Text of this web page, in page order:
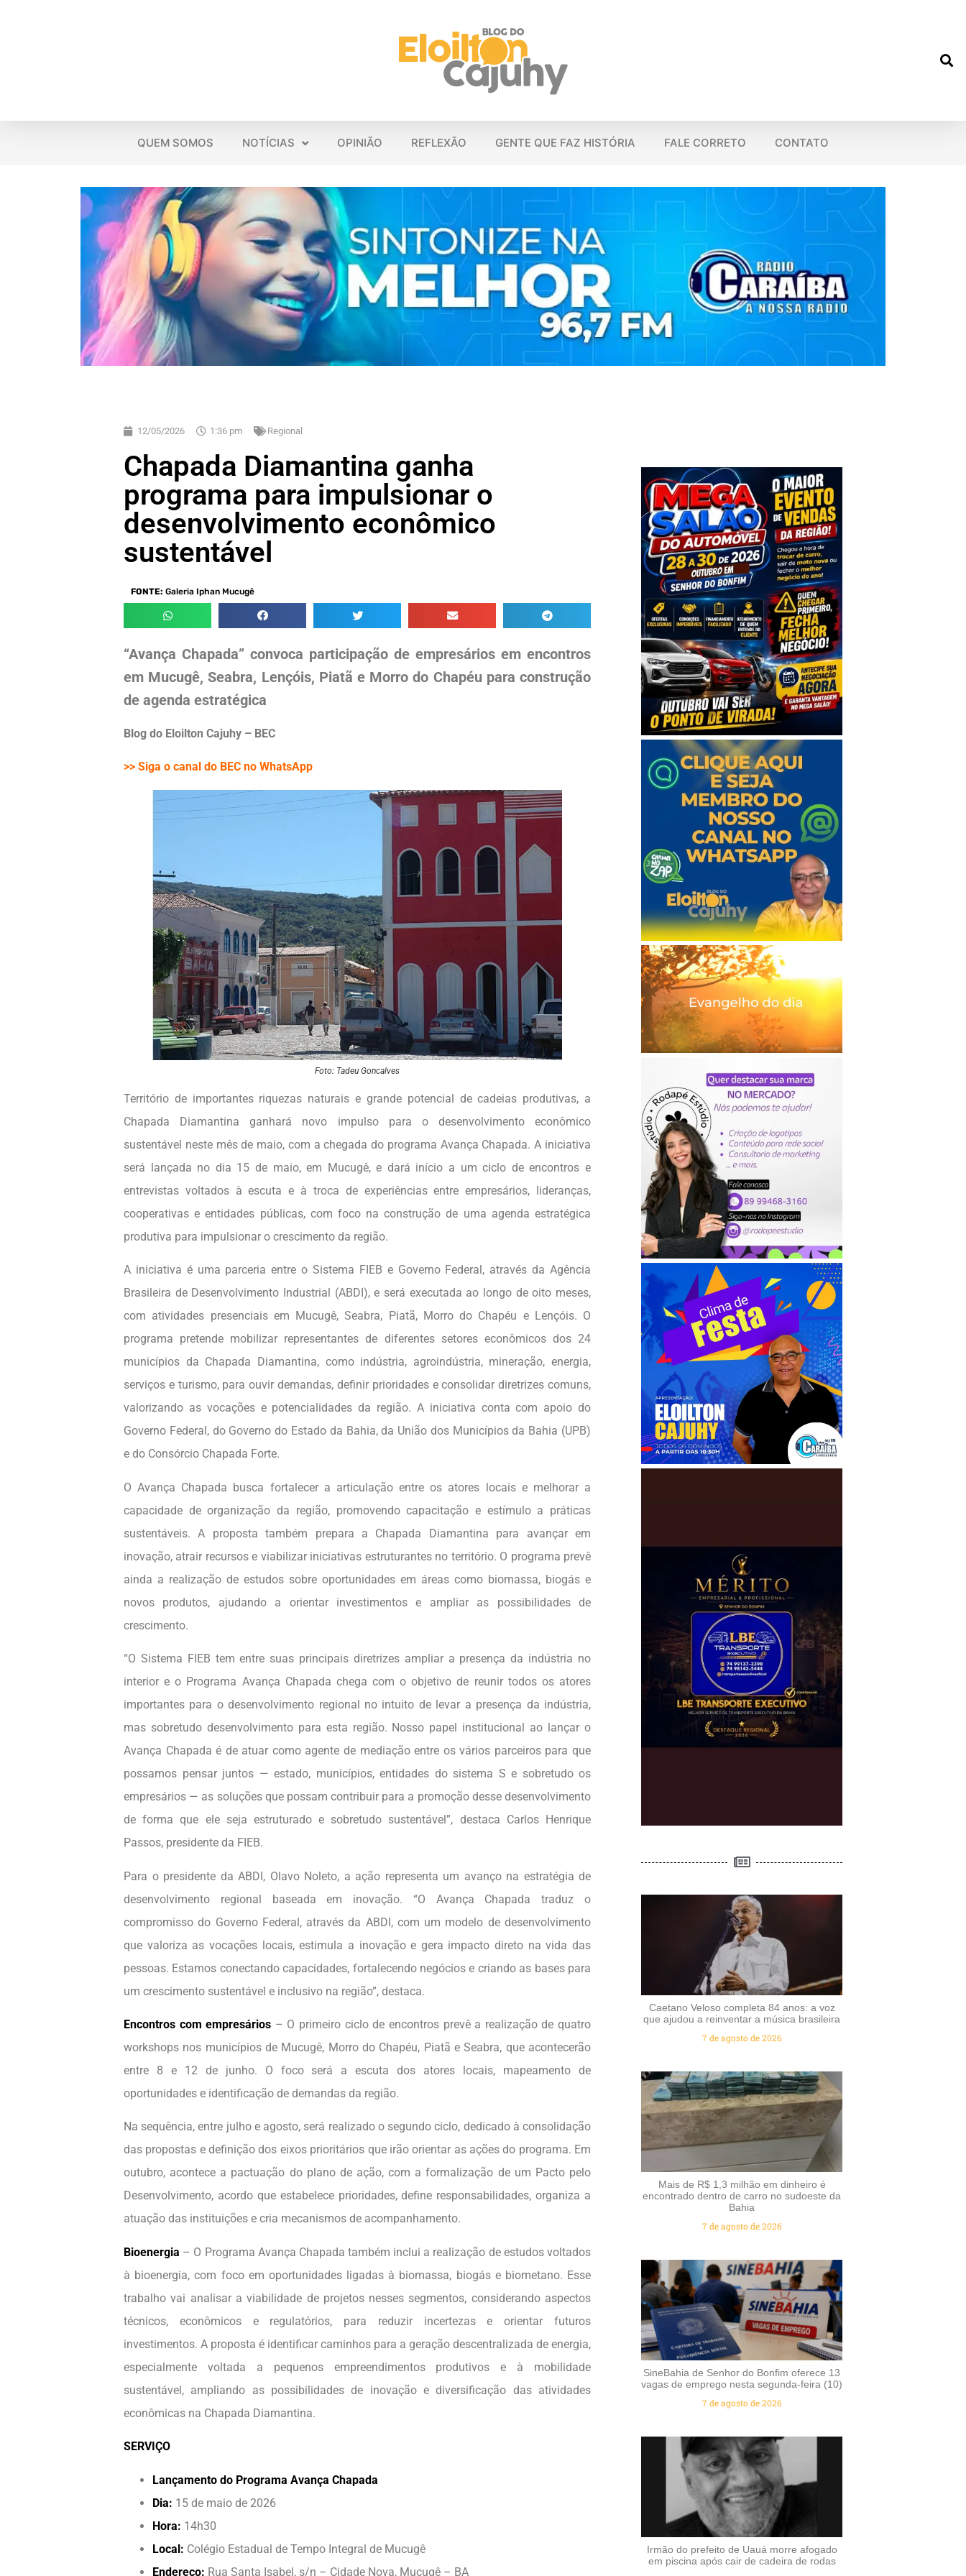
QUEM SOMOS NOTÍCIAS OPINIÃO REFLEXÃO GENTE QUE FAZ HISTÓRIA FALE CORRETO CONTATO
12/05/2026 1:36 pm Regional
Chapada Diamantina ganha
programa para impulsionar o
desenvolvimento econômico
sustentável
FONTE: Galeria Iphan Mucugê
“Avança Chapada” convoca participação de empresários em encontros
em Mucugê, Seabra, Lençóis, Piatã e Morro do Chapéu para construção
de agenda estratégica
Blog do Eloilton Cajuhy – BEC
>> Siga o canal do BEC no WhatsApp
Foto: Tadeu Goncalves
Território de importantes riquezas naturais e grande potencial de cadeias produtivas, a
Chapada Diamantina ganhará novo impulso para o desenvolvimento econômico
sustentável neste mês de maio, com a chegada do programa Avança Chapada. A iniciativa
será lançada no dia 15 de maio, em Mucugê, e dará início a um ciclo de encontros e
entrevistas voltados à escuta e à troca de experiências entre empresários, lideranças,
cooperativas e entidades públicas, com foco na construção de uma agenda estratégica
produtiva para impulsionar o crescimento da região.
A iniciativa é uma parceria entre o Sistema FIEB e Governo Federal, através da Agência
Brasileira de Desenvolvimento Industrial (ABDI), e será executada ao longo de oito meses,
com atividades presenciais em Mucugê, Seabra, Piatã, Morro do Chapéu e Lençóis. O
programa pretende mobilizar representantes de diferentes setores econômicos dos 24
municípios da Chapada Diamantina, como indústria, agroindústria, mineração, energia,
serviços e turismo, para ouvir demandas, definir prioridades e consolidar diretrizes comuns,
valorizando as vocações e potencialidades da região. A iniciativa conta com apoio do
Governo Federal, do Governo do Estado da Bahia, da União dos Municípios da Bahia (UPB)
e do Consórcio Chapada Forte.
O Avança Chapada busca fortalecer a articulação entre os atores locais e melhorar a
capacidade de organização da região, promovendo capacitação e estímulo a práticas
sustentáveis. A proposta também prepara a Chapada Diamantina para avançar em
inovação, atrair recursos e viabilizar iniciativas estruturantes no território. O programa prevê
ainda a realização de estudos sobre oportunidades em áreas como biomassa, biogás e
novos produtos, ajudando a orientar investimentos e ampliar as possibilidades de
crescimento.
“O Sistema FIEB tem entre suas principais diretrizes ampliar a presença da indústria no
interior e o Programa Avança Chapada chega com o objetivo de reunir todos os atores
importantes para o desenvolvimento regional no intuito de levar a presença da indústria,
mas sobretudo desenvolvimento para esta região. Nosso papel institucional ao lançar o
Avança Chapada é de atuar como agente de mediação entre os vários parceiros para que
possamos pensar juntos — estado, municípios, entidades do sistema S e sobretudo os
empresários — as soluções que possam contribuir para a promoção desse desenvolvimento
de forma que ele seja estruturado e sobretudo sustentável”, destaca Carlos Henrique
Passos, presidente da FIEB.
Para o presidente da ABDI, Olavo Noleto, a ação representa um avanço na estratégia de
desenvolvimento regional baseada em inovação. “O Avança Chapada traduz o
compromisso do Governo Federal, através da ABDI, com um modelo de desenvolvimento
que valoriza as vocações locais, estimula a inovação e gera impacto direto na vida das
pessoas. Estamos conectando capacidades, fortalecendo negócios e criando as bases para
um crescimento sustentável e inclusivo na região”, destaca.
Encontros com empresários – O primeiro ciclo de encontros prevê a realização de quatro
workshops nos municípios de Mucugê, Morro do Chapéu, Piatã e Seabra, que acontecerão
entre 8 e 12 de junho. O foco será a escuta dos atores locais, mapeamento de
oportunidades e identificação de demandas da região.
Na sequência, entre julho e agosto, será realizado o segundo ciclo, dedicado à consolidação
das propostas e definição dos eixos prioritários que irão orientar as ações do programa. Em
outubro, acontece a pactuação do plano de ação, com a formalização de um Pacto pelo
Desenvolvimento, acordo que estabelece prioridades, define responsabilidades, organiza a
atuação das instituições e cria mecanismos de acompanhamento.
Bioenergia – O Programa Avança Chapada também inclui a realização de estudos voltados
à bioenergia, com foco em oportunidades ligadas à biomassa, biogás e biometano. Esse
trabalho vai analisar a viabilidade de projetos nesses segmentos, considerando aspectos
técnicos, econômicos e regulatórios, para reduzir incertezas e orientar futuros
investimentos. A proposta é identificar caminhos para a geração descentralizada de energia,
especialmente voltada a pequenos empreendimentos produtivos e à mobilidade
sustentável, ampliando as possibilidades de inovação e diversificação das atividades
econômicas na Chapada Diamantina.
SERVIÇO
Lançamento do Programa Avança Chapada
Dia: 15 de maio de 2026
Hora: 14h30
Local: Colégio Estadual de Tempo Integral de Mucugê
Endereço: Rua Santa Isabel, s/n – Cidade Nova, Mucugê – BA
Caetano Veloso completa 84 anos: a voz
que ajudou a reinventar a música brasileira
7 de agosto de 2026
Mais de R$ 1,3 milhão em dinheiro é
encontrado dentro de carro no sudoeste da
Bahia
7 de agosto de 2026
SineBahia de Senhor do Bonfim oferece 13
vagas de emprego nesta segunda-feira (10)
7 de agosto de 2026
Irmão do prefeito de Uauá morre afogado
em piscina após cair de cadeira de rodas